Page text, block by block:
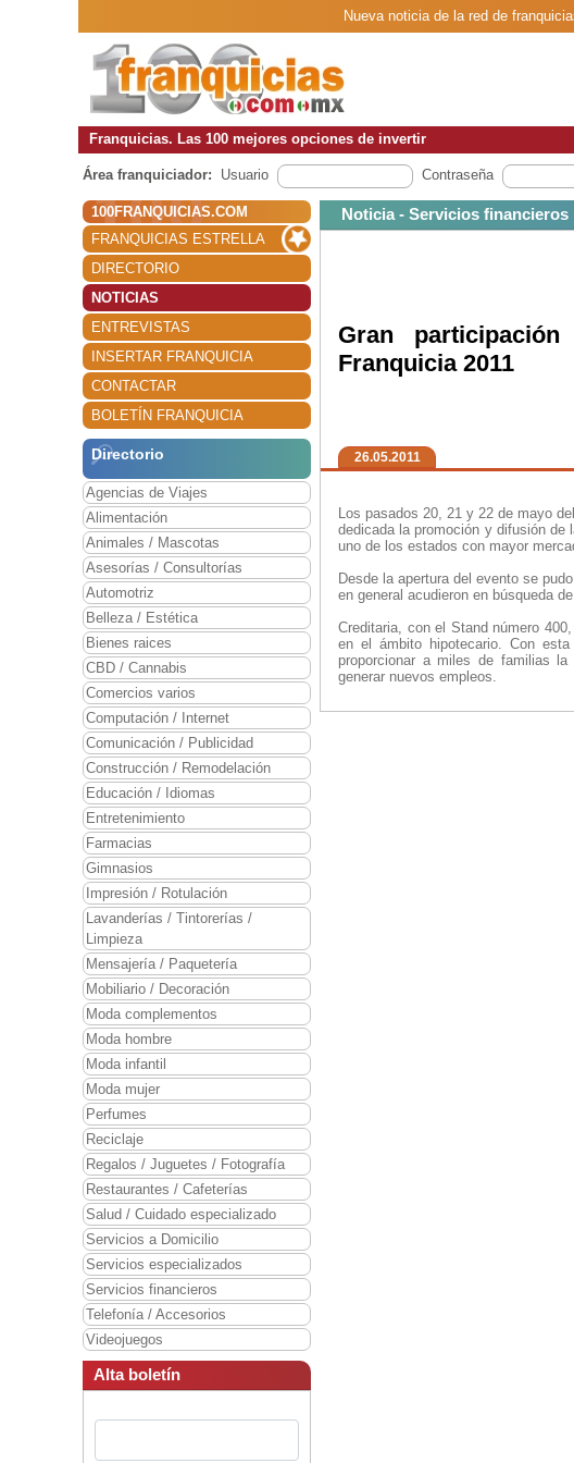
Nueva noticia de la red de
Franquicias. Las 100 mejores opciones de invertir
Área franquiciador: Usuario Contraseña
100FRANQUICIAS.COM
FRANQUICIAS ESTRELLA
DIRECTORIO
NOTICIAS
ENTREVISTAS
INSERTAR FRANQUICIA
CONTACTAR
BOLETÍN FRANQUICIA
Directorio
Agencias de Viajes
Alimentación
Animales / Mascotas
Asesorías / Consultorías
Automotriz
Belleza / Estética
Bienes raices
CBD / Cannabis
Comercios varios
Computación / Internet
Comunicación / Publicidad
Construcción / Remodelación
Educación / Idiomas
Entretenimiento
Farmacias
Gimnasios
Impresión / Rotulación
Lavanderías / Tintorerías /
Limpieza
Mensajería / Paquetería
Mobiliario / Decoración
Moda complementos
Moda hombre
Moda infantil
Moda mujer
Perfumes
Reciclaje
Regalos / Juguetes / Fotografía
Restaurantes / Cafeterías
Salud / Cuidado especializado
Servicios a Domicilio
Servicios especializados
Servicios financieros
Telefonía / Accesorios
Videojuegos
Alta boletín
Noticia - Servicios financieros
Gran
Franquicia 2011
26.05.2011
Los pasados 20, 21 y 22 de mayo
dedicada la promoción y difusión de
uno de los estados con mayor
Desde la apertura del evento se
en general acudieron en búsqueda
Creditaria, con el Stand número
en el ámbito hipotecario. Con
proporcionar a miles de familias
generar nuevos empleos.